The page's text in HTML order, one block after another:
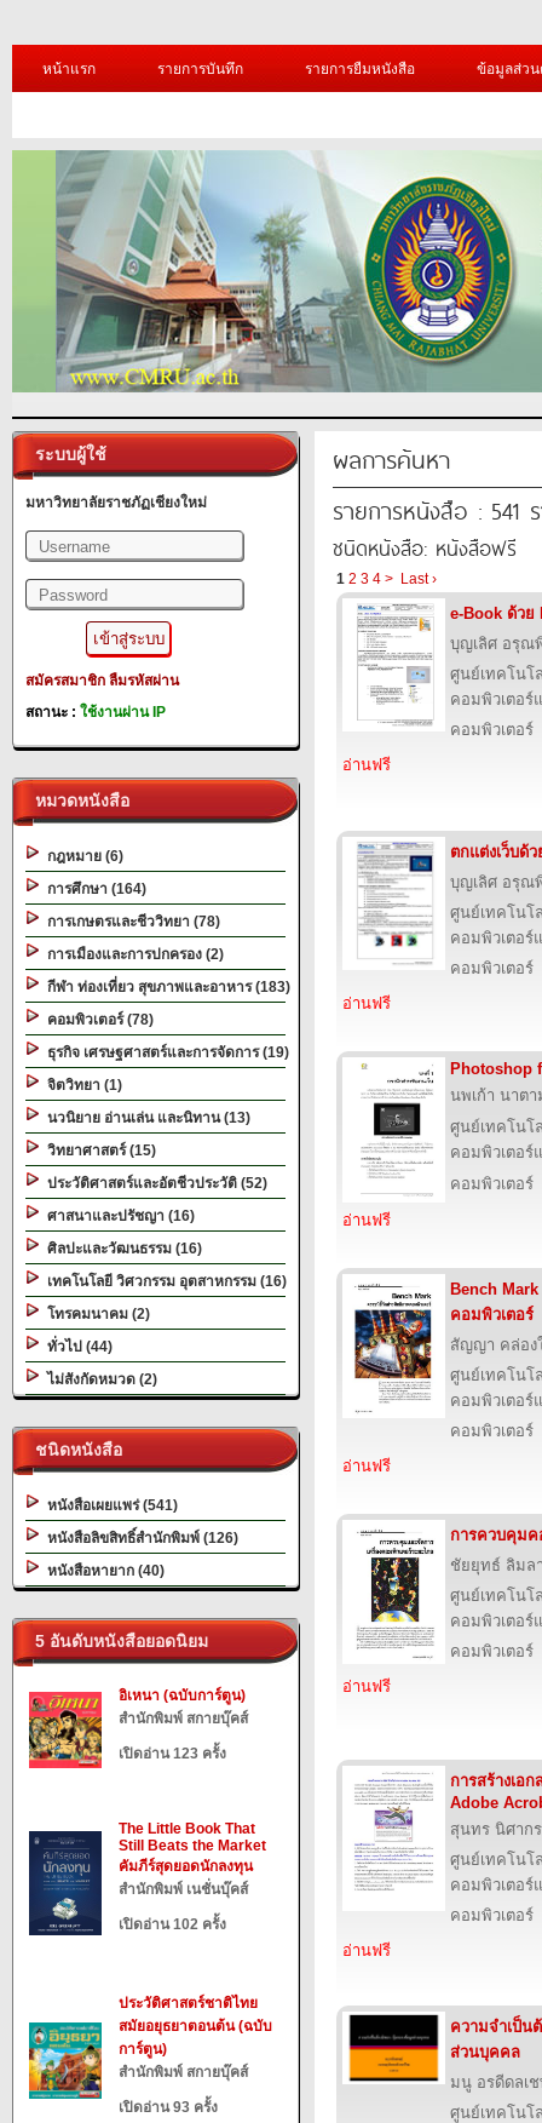
หน้าแรก รายการบันทึก รายการยืมหนังสือ ข้อมูลส่ว
ระบบผู้ใช้
มหาวิทยาลัยราชภัฏเชียงใหม่
สมัครสมาชิก ลืมรหัสผ่าน
สถานะ : ใช้งานผ่าน IP
หมวดหนังสือ
กฎหมาย (6)
การศึกษา (164)
การเกษตรและชีววิทยา (78)
การเมืองและการปกครอง (2)
กีฬา ท่องเที่ยว สุขภาพและอาหาร (183)
คอมพิวเตอร์ (78)
ธุรกิจ เศรษฐศาสตร์และการจัดการ (19)
จิตวิทยา (1)
นวนิยาย อ่านเล่น และนิทาน (13)
วิทยาศาสตร์ (15)
ประวัติศาสตร์และอัตชีวประวัติ (52)
ศาสนาและปรัชญา (16)
ศิลปะและวัฒนธรรม (16)
เทคโนโลยี วิศวกรรม อุตสาหกรรม (16)
โทรคมนาคม (2)
ทั่วไป (44)
ไม่สังกัดหมวด (2)
ชนิดหนังสือ
หนังสือเผยแพร่ (541)
หนังสือลิขสิทธิ์สำนักพิมพ์ (126)
หนังสือหายาก (40)
5 อันดับหนังสือยอดนิยม
อิเหนา (ฉบับการ์ตูน)
สำนักพิมพ์ สกายบุ๊คส์
เปิดอ่าน 123 ครั้ง
The Little Book That
Still Beats the Market
คัมภีร์สุดยอดนักลงทุน
สำนักพิมพ์ เนชั่นบุ๊คส์
เปิดอ่าน 102 ครั้ง
ประวัติศาสตร์ชาติไทย
สมัยอยุธยาตอนต้น (ฉบับ
การ์ตูน)
สำนักพิมพ์ สกายบุ๊คส์
เปิดอ่าน 93 ครั้ง
ผลการค้นหา
รายการหนังสือ : 541
ชนิดหนังสือ: หนังสือฟรี
1 2 3 4 > Last ›
e-Book ด้วย
บุญเลิศ อรุณ
ศูนย์เทคโนโ
คอมพิวเตอร์
คอมพิวเตอร์
อ่านฟรี
ตกแต่งเว็บด้
บุญเลิศ อรุณ
ศูนย์เทคโนโ
คอมพิวเตอร์
คอมพิวเตอร์
อ่านฟรี
Photoshop
นพเก้า นาต
ศูนย์เทคโนโ
คอมพิวเตอร์
คอมพิวเตอร์
อ่านฟรี
Bench
คอมพิวเตอร์
สัญญา คล่อง
ศูนย์เทคโนโ
คอมพิวเตอร์
คอมพิวเตอร์
อ่านฟรี
การควบคุมค
ชัยยุทธ์ ลิมล
ศูนย์เทคโนโ
คอมพิวเตอร์
คอมพิวเตอร์
อ่านฟรี
การสร้างเอ
Adobe
สุนทร นิศากร
ศูนย์เทคโนโ
คอมพิวเตอร์
คอมพิวเตอร์
อ่านฟรี
ความจำเป็น
ส่วนบุคคล
มนู อรดีดลเ
ศูนย์เทคโนโ